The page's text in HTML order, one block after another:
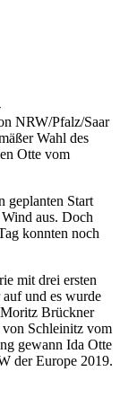
NRW/Pfalz/Saar
Wahl des
Otte vom
geplanten Start
aus. Doch
konnten noch
mit drei ersten
und es wurde
Brückner
Schleinitz vom
gewann Ida Otte
der Europe 2019.